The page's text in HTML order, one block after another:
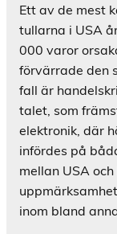
Ett av de mest
tullarna i USA
000 varor
förvärrade den
fall är
talet, som
elektronik, där
infördes på
mellan USA
inom bland